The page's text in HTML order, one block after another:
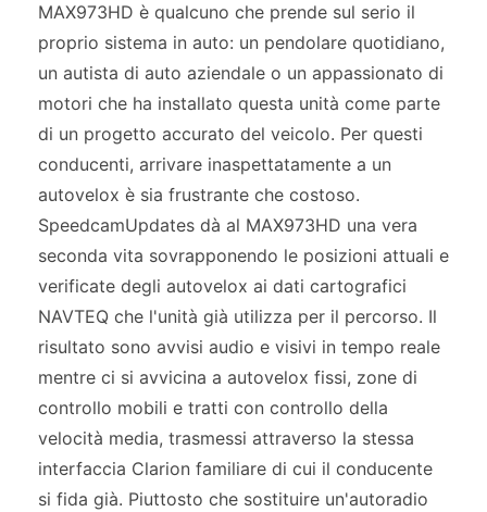
MAX973HD è qualcuno che prende sul serio il
proprio sistema in auto: un pendolare quotidiano,
un autista di auto aziendale o un appassionato di
motori che ha installato questa unità come parte
di un progetto accurato del veicolo. Per questi
conducenti, arrivare inaspettatamente a un
autovelox è sia frustrante che costoso.
SpeedcamUpdates dà al MAX973HD una vera
seconda vita sovrapponendo le posizioni attuali e
verificate degli autovelox ai dati cartografici
NAVTEQ che l'unità già utilizza per il percorso. Il
risultato sono avvisi audio e visivi in tempo reale
mentre ci si avvicina a autovelox fissi, zone di
controllo mobili e tratti con controllo della
velocità media, trasmessi attraverso la stessa
interfaccia Clarion familiare di cui il conducente
si fida già. Piuttosto che sostituire un'autoradio